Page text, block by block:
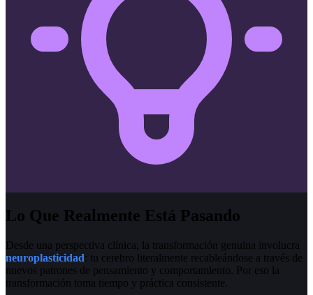
Lo Que Realmente Está Pasando
Desde una perspectiva clínica, la transformación genuina involucra
neuroplasticidad: tu cerebro literalmente recableándose a través de
nuevos patrones de pensamiento y comportamiento. Por eso la
transformación toma tiempo y práctica consistente.